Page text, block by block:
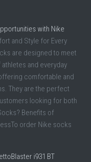
with Nike
and Style for Every
are designed to meet
and everyday
comfortable and
They are the perfect
looking for both
Benefits of
order Nike socks
i931 BT